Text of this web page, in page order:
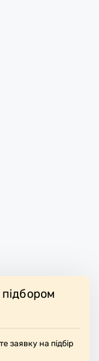
заявку на підбір